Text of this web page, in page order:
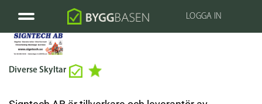
LOGGA IN
Diverse Skyltar